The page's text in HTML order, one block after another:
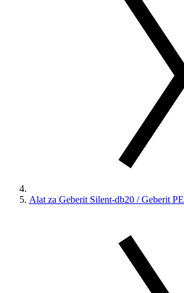
Alat za Geberit Silent-db20 / Geberit PE